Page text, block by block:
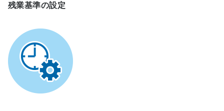
残業基準の設定